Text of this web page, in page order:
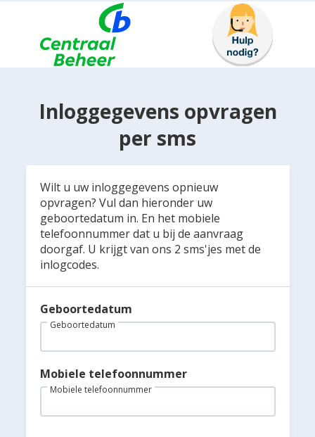
Wij helpen u graag
(013) 462 12 86
Maandag t/m vrijdag
8.30 uur tot 18.00 uur
Inloggegevens opvragen
per sms
Wilt u uw inloggegevens opnieuw
opvragen? Vul dan hieronder uw
geboortedatum in. En het mobiele
telefoonnummer dat u bij de aanvraag
doorgaf. U krijgt van ons 2 sms'jes met de
inlogcodes.
Geboortedatum
Geboortedatum
Mobiele telefoonnummer
Mobiele telefoonnummer